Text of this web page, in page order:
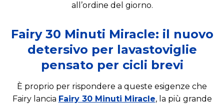
all’ordine del giorno.
Fairy 30 Minuti Miracle: il nuovo
detersivo per lavastoviglie
pensato per cicli brevi
È proprio per rispondere a queste esigenze che
Fairy lancia Fairy 30 Minuti Miracle, la più grande